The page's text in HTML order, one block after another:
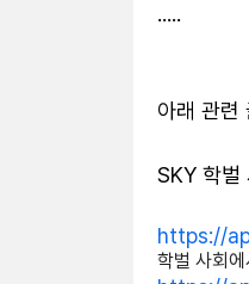
.....
아래 관련
https://
학벌 사회